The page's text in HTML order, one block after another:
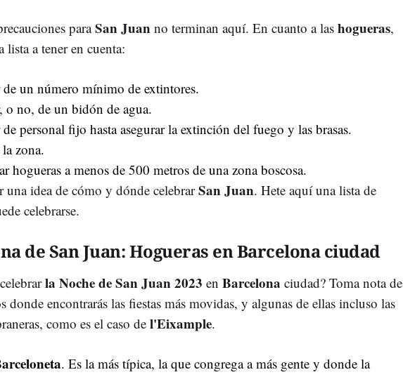
paraSan Juan no terminan aquí. En cuanto a las hogueras,
lista a tener en cuenta:
un número mínimo de extintores.
o no, de un bidón de agua.
personal fijo hasta asegurar la extinción del fuego y las brasas.
zona.
hogueras a menos de 500 metros de una zona boscosa.
una idea de cómo y dónde celebrarSan Juan. Hete aquí una lista de
celebrarse.
de San Juan: Hogueras en Barcelona ciudad
la Noche de San Juan 2023 en Barcelona ciudad? Toma nota de
donde encontrarás las fiestas más movidas, y algunas de ellas incluso las
como es el caso del'Eixample.
. Es la más típica, la que congrega a más gente y donde la